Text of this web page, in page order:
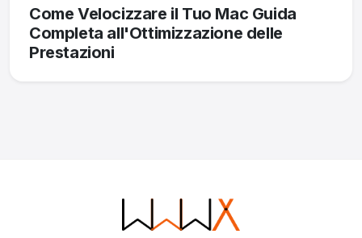
Come Velocizzare il Tuo Mac Guida
Completa all'Ottimizzazione delle
Prestazioni